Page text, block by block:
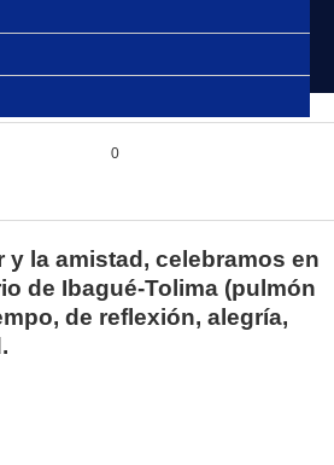
0
y la amistad, celebramos en
de Ibagué-Tolima (pulmón
de reflexión, alegría,